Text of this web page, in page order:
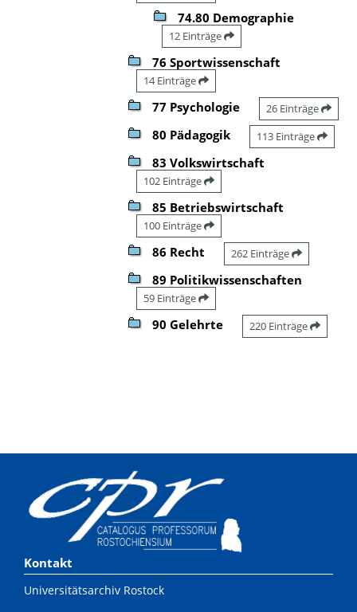
74.80 Demographie
12 Einträge
76 Sportwissenschaft
14 Einträge
77 Psychologie 26 Einträge
80 Pädagogik 113 Einträge
83 Volkswirtschaft
102 Einträge
85 Betriebswirtschaft
100 Einträge
86 Recht 262 Einträge
89 Politikwissenschaften
59 Einträge
90 Gelehrte 220 Einträge
Kontakt
Universitätsarchiv Rostock